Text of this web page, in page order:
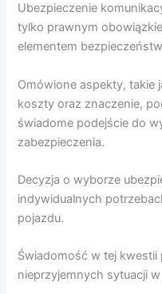
Ubezpieczenie
tylko prawnym
elementem
Omówione aspekty, takie
koszty oraz znaczenie,
świadome podejście do
zabezpieczenia.
Decyzja o wyborze
indywidualnych
pojazdu.
Świadomość w tej kwestii
nieprzyjemnych sytuacji w